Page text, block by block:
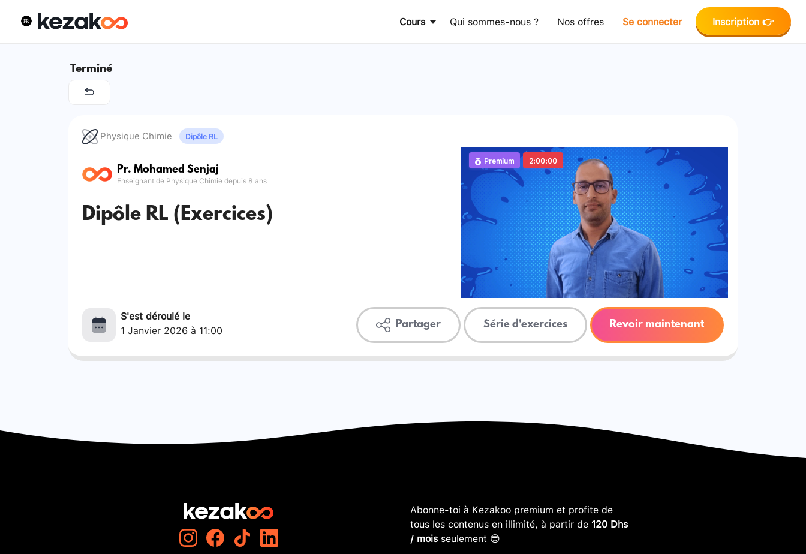
Cours Qui sommes-nous ? Nos offres Se connecter Inscription 👉
Terminé
Physique Chimie Dipôle RL
Pr. Mohamed Senjaj
Enseignant de Physique Chimie depuis 8 ans
Dipôle RL (Exercices)
Premium 2:00:00
S'est déroulé le
1 Janvier 2026 à 11:00
Partager Série d'exercices Revoir maintenant
Abonne-toi à Kezakoo premium et profite de
tous les contenus en illimité, à partir de 120 Dhs
/ moisseulement 😎